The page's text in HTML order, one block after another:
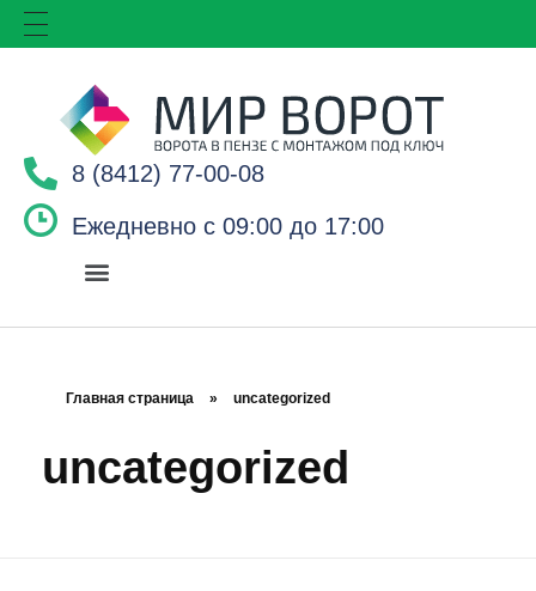
8 (8412) 77-00-08
Ежедневно с 09:00 до 17:00
Главная страница » uncategorized
uncategorized